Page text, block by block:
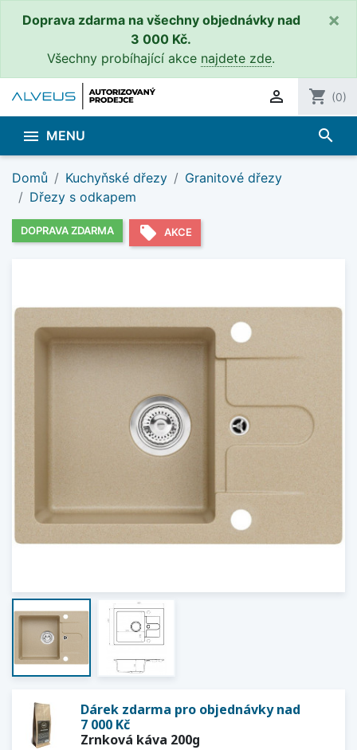
Doprava zdarma na všechny objednávky nad
3 000 Kč.
Všechny probíhající akce najdete zde.
×
 shopping_cart (0)
 MENU search
Domů Kuchyňské dřezy
Granitové dřezy
Dřezy s odkapem
DOPRAVA ZDARMA local_offer AKCE
Dárek zdarma pro objednávky nad
7 000 Kč
Zrnková káva 200g